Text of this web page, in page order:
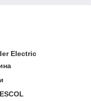
Electric